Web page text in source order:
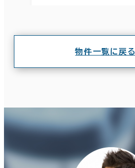
物件一覧に戻る